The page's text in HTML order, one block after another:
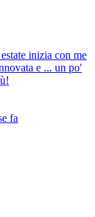
inizia con me
e ... un po'
fa